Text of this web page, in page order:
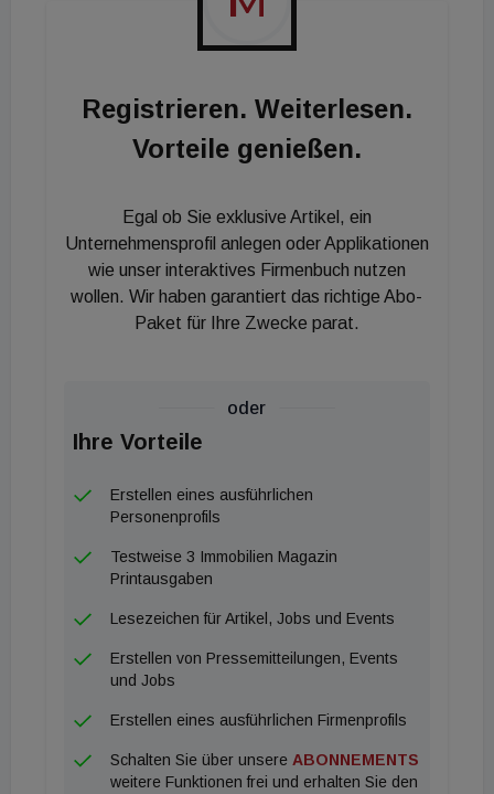
Vertragsverlängerung oder jeder
Mieter:innenwechsel nach einem Vertragsablauf von
zu erhöhen", so Tockner. Nunmehr wird diskutiert,
dass eine solche Abschaffung lediglich auf
grossen Wohnungsbestand angewendet werden
solle, der private Bereich, also die Vermieter von
"Vorsorgewohnungen" würde von vornherein
ausgeklammtert. Ebenso wird diskutiert, dies
zeitlich zu befristen und als Teil des aktuell zu
eine derartige Ungleichbehandlung rechtlich gegen
kann, ist derzeit indessen scheinbar noch nirgendwo
Gegenstand von Überlegungen.
Registrieren. Weiterlesen.
Vorteile genießen.
Egal ob Sie exklusive Artikel, ein
Unternehmensprofil anlegen oder Applikationen
wie unser interaktives Firmenbuch nutzen
wollen. Wir haben garantiert das richtige Abo-
Paket für Ihre Zwecke parat.
oder
Ihre Vorteile
Erstellen eines ausführlichen
Personenprofils
Testweise 3 Immobilien Magazin
Printausgaben
Lesezeichen für Artikel, Jobs und Events
Erstellen von Pressemitteilungen, Events
und Jobs
Erstellen eines ausführlichen Firmenprofils
Schalten Sie über unsere ABONNEMENTS
weitere Funktionen frei und erhalten Sie den